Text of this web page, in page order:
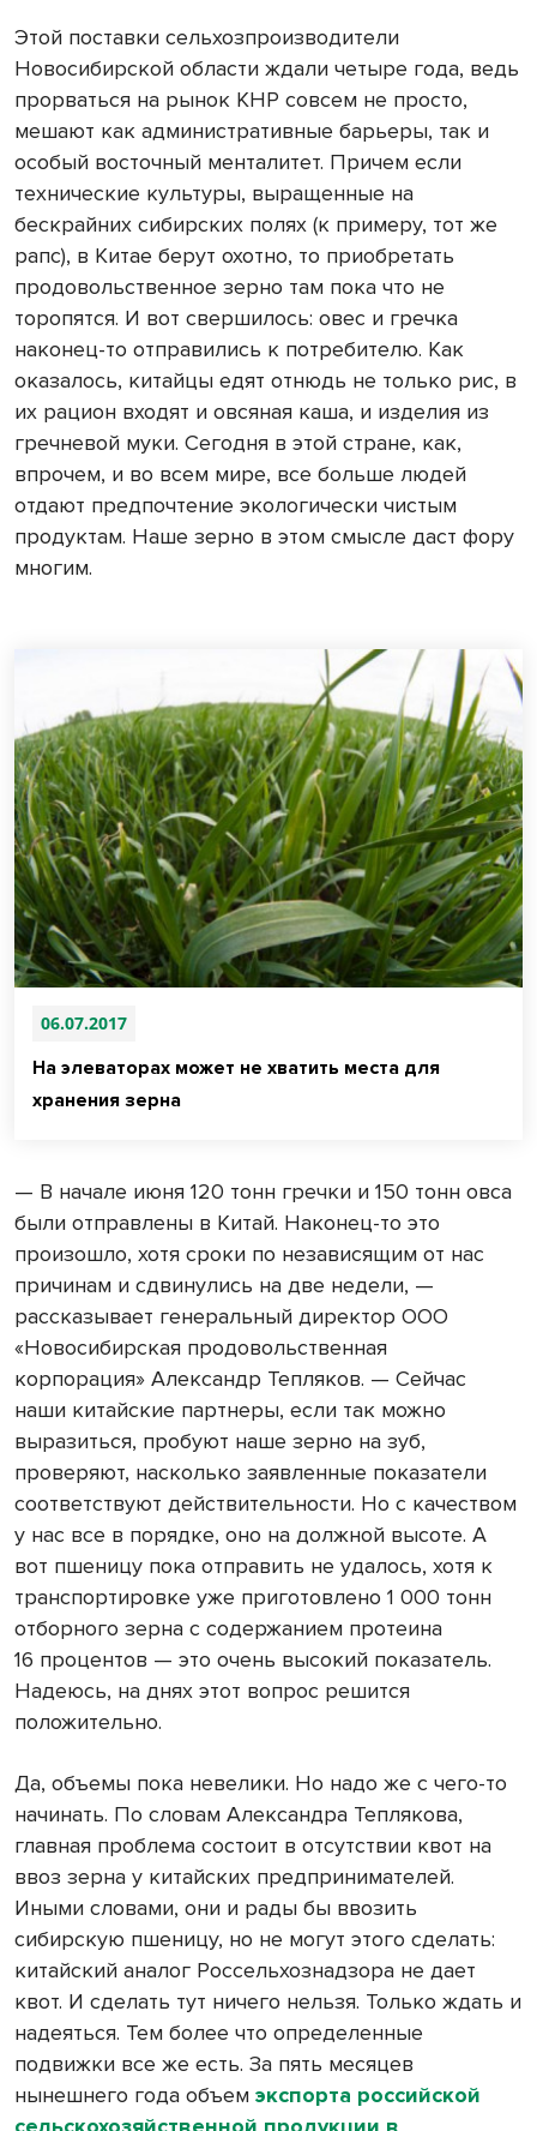
Этой поставки сельхозпроизводители
Новосибирской области ждали четыре года, ведь
прорваться на рынок КНР совсем не просто,
мешают как административные барьеры, так и
особый восточный менталитет. Причем если
технические культуры, выращенные на
бескрайних сибирских полях (к примеру, тот же
рапс), в Китае берут охотно, то приобретать
продовольственное зерно там пока что не
торопятся. И вот свершилось: овес и гречка
наконец-то отправились к потребителю. Как
оказалось, китайцы едят отнюдь не только рис, в
их рацион входят и овсяная каша, и изделия из
гречневой муки. Сегодня в этой стране, как,
впрочем, и во всем мире, все больше людей
отдают предпочтение экологически чистым
продуктам. Наше зерно в этом смысле даст фору
многим.
06.07.2017
На элеваторах может не хватить места для
хранения зерна
— В начале июня 120 тонн гречки и 150 тонн овса
были отправлены в Китай. Наконец-то это
произошло, хотя сроки по независящим от нас
причинам и сдвинулись на две недели, —
рассказывает генеральный директор ООО
«Новосибирская продовольственная
корпорация» Александр Тепляков. — Сейчас
наши китайские партнеры, если так можно
выразиться, пробуют наше зерно на зуб,
проверяют, насколько заявленные показатели
соответствуют действительности. Но с качеством
у нас все в порядке, оно на должной высоте. А
вот пшеницу пока отправить не удалось, хотя к
транспортировке уже приготовлено 1 000 тонн
отборного зерна с содержанием протеина
16 процентов — это очень высокий показатель.
Надеюсь, на днях этот вопрос решится
положительно.
Да, объемы пока невелики. Но надо же с чего-то
начинать. По словам Александра Теплякова,
главная проблема состоит в отсутствии квот на
ввоз зерна у китайских предпринимателей.
Иными словами, они и рады бы ввозить
сибирскую пшеницу, но не могут этого сделать:
китайский аналог Россельхознадзора не дает
квот. И сделать тут ничего нельзя. Только ждать и
надеяться. Тем более что определенные
подвижки все же есть. За пять месяцев
нынешнего года объем экспорта российской